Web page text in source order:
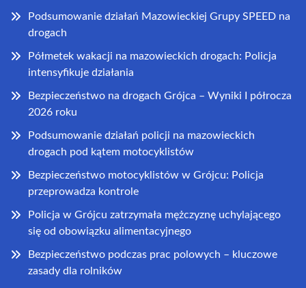
Podsumowanie działań Mazowieckiej Grupy SPEED na
drogach
Półmetek wakacji na mazowieckich drogach: Policja
intensyfikuje działania
Bezpieczeństwo na drogach Grójca – Wyniki I półrocza
2026 roku
Podsumowanie działań policji na mazowieckich
drogach pod kątem motocyklistów
Bezpieczeństwo motocyklistów w Grójcu: Policja
przeprowadza kontrole
Policja w Grójcu zatrzymała mężczyznę uchylającego
się od obowiązku alimentacyjnego
Bezpieczeństwo podczas prac polowych – kluczowe
zasady dla rolników